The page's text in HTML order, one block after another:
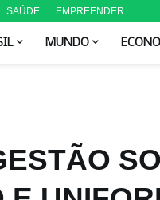
SAÚDE EMPREENDER
MUNDO